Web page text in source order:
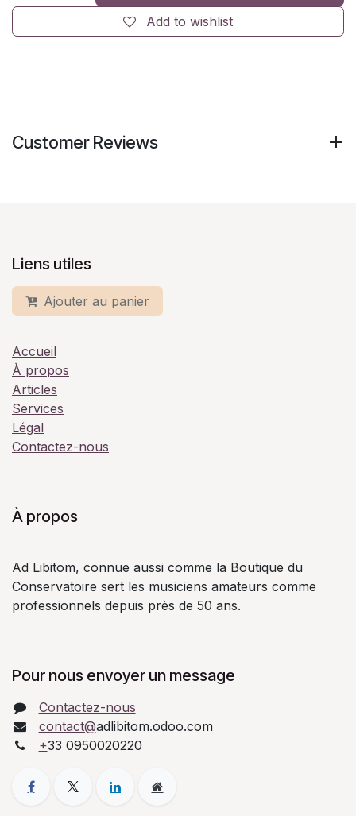
Add to wishlist
Customer Reviews
Liens utiles
Ajouter au panier
Accueil
À propos
Articles
Services
Légal
Contactez-nous
À propos
Ad Libitom, connue aussi comme la Boutique du
Conservatoire sert les musiciens amateurs comme
professionnels depuis près de 50 ans.
Pour nous envoyer un message
Contactez-nous
contact@adlibitom.odoo.com
+33 0950020220